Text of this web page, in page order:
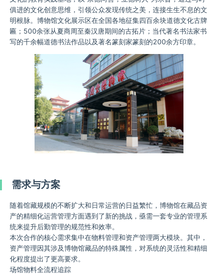
俱进的文化创意思维，引领公众发现传统之美，连接生生不息的文
明根脉。博物馆文化展示区在全国各地征集四百余块道德文化古牌
匾；500余张从夏商周至秦汉唐期间的古拓片；当代著名书法家书
写的千余幅道德书法作品以及著名篆刻家篆刻的200余方印章。
需求与方案
随着馆藏规模的不断扩大和日常运营的日益繁忙，博物馆在藏品资
产的精细化运营管理方面遇到了新的挑战，亟需一套专业的管理系
统来提升后勤管理的规范性和效率。
本次合作的核心需求集中在物料管理和资产管理两大模块。其中，
资产管理因其涉及博物馆藏品的特殊属性，对系统的灵活性和精细
化程度提出了更高要求。
场馆物料全流程追踪